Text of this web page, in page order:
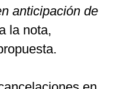
anticipación de
la nota,